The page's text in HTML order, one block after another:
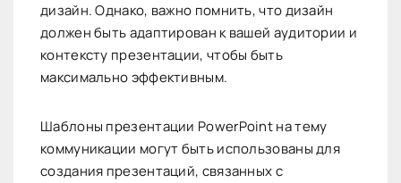
дизайн. Однако, важно помнить, что дизайн
должен быть адаптирован к вашей аудитории и
контексту презентации, чтобы быть
максимально эффективным.
Шаблоны презентации PowerPoint на тему
коммуникации могут быть использованы для
создания презентаций, связанных с